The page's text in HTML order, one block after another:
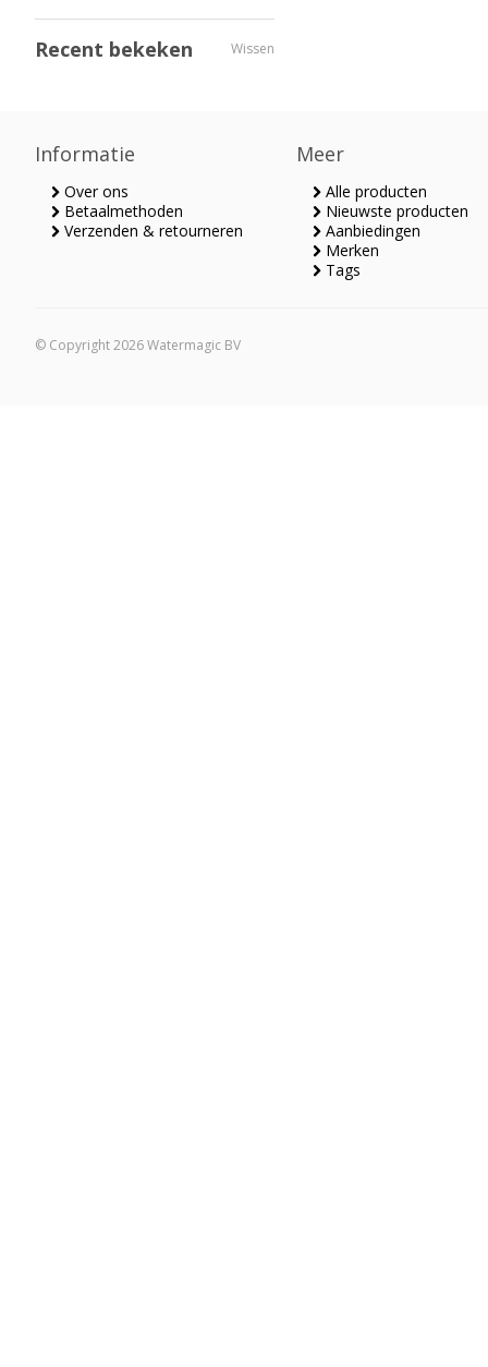
Recent bekeken Wissen
Informatie
Over ons
Betaalmethoden
Verzenden & retourneren
Meer
Alle producten
Nieuwste producten
Aanbiedingen
Merken
Tags
© Copyright 2026 Watermagic BV